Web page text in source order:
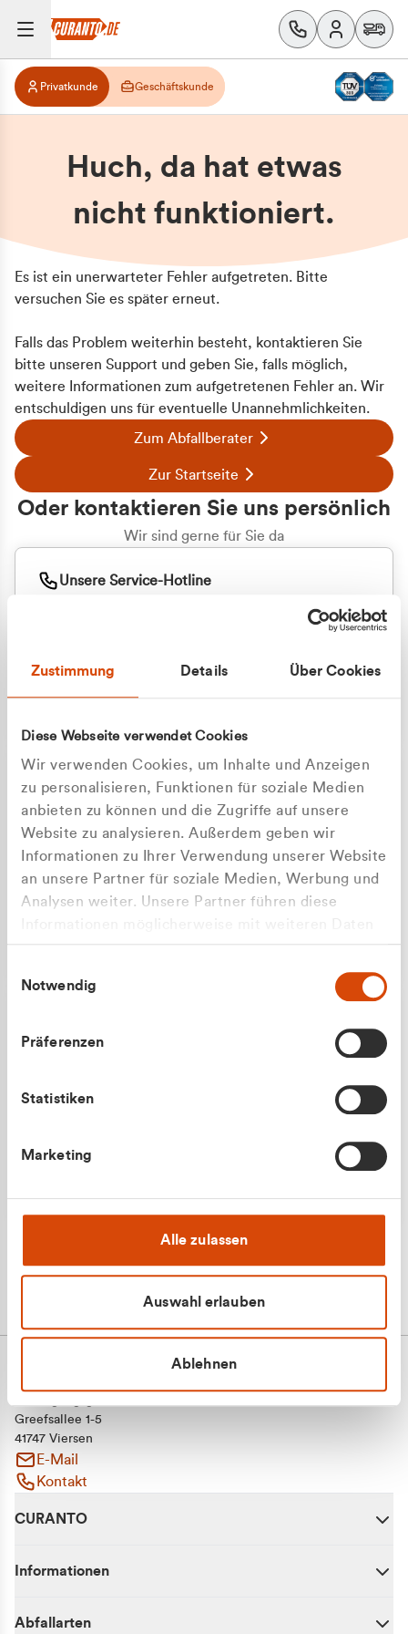
Zustimmung Details Über Cookies
Diese Webseite verwendet Cookies
Wir verwenden Cookies, um Inhalte und Anzeigen
zu personalisieren, Funktionen für soziale Medien
anbieten zu können und die Zugriffe auf unsere
Website zu analysieren. Außerdem geben wir
Informationen zu Ihrer Verwendung unserer Website
an unsere Partner für soziale Medien, Werbung und
Analysen weiter. Unsere Partner führen diese
gesammelt haben.
Notwendig
Präferenzen
Statistiken
Marketing
Alle zulassen
Auswahl erlauben
Ablehnen
Privatkunde Geschäftskunde
Huch, da hat etwas
nicht funktioniert.
Es ist ein unerwarteter Fehler aufgetreten. Bitte
versuchen Sie es später erneut.
Falls das Problem weiterhin besteht, kontaktieren Sie
bitte unseren Support und geben Sie, falls möglich,
weitere Informationen zum aufgetretenen Fehler an. Wir
entschuldigen uns für eventuelle Unannehmlichkeiten.
Zum Abfallberater
Zur Startseite
Oder kontaktieren Sie uns persönlich
Wir sind gerne für Sie da
Unsere Service-Hotline
+49 177 8376058
Apilash Balanesan
Greefsallee 1-5
41747 Viersen
E-Mail
Kontakt
CURANTO
Informationen
Abfallarten